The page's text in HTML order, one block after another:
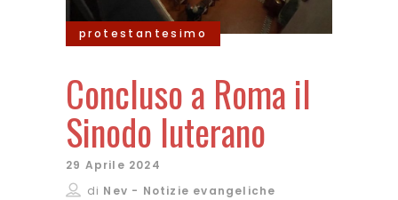
protestantesimo
Concluso a Roma il
Sinodo luterano
29 Aprile 2024
di Nev - Notizie evangeliche